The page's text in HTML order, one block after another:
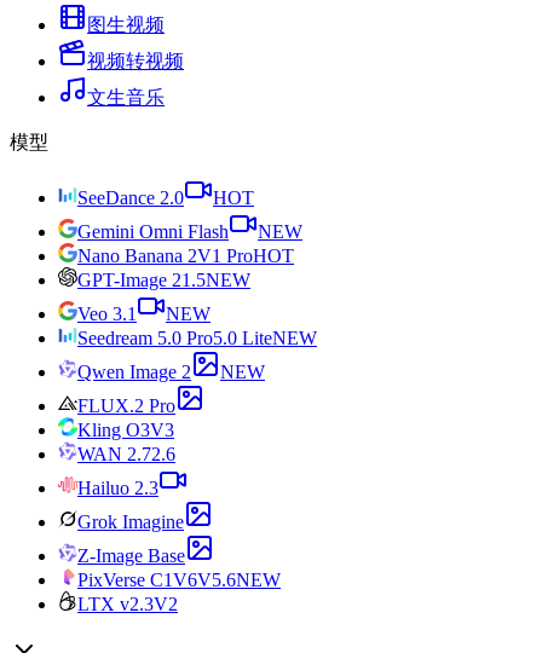
图生视频
视频转视频
文生音乐
模型
SeeDance 2.0
HOT
Gemini Omni Flash
NEW
Nano Banana 2V1 ProHOT
GPT-Image 21.5NEW
Veo 3.1
NEW
Seedream 5.0 Pro5.0 LiteNEW
Qwen Image 2
NEW
FLUX.2 Pro
Kling O3V3
WAN 2.72.6
Hailuo 2.3
Grok Imagine
Z-Image Base
PixVerse C1V6V5.6NEW
LTX v2.3V2